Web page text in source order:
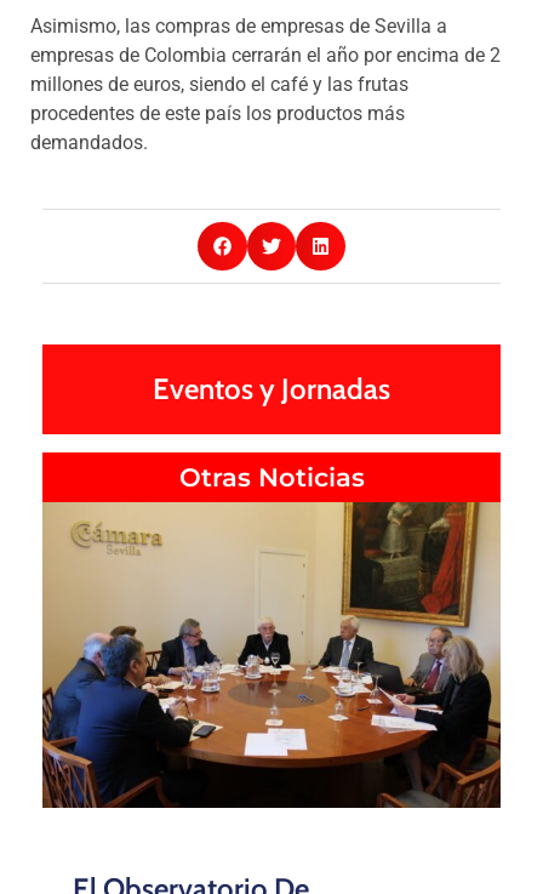
Asimismo, las compras de empresas de Sevilla a
empresas de Colombia cerrarán el año por encima de 2
millones de euros, siendo el café y las frutas
procedentes de este país los productos más
demandados.
Eventos y Jornadas
Otras Noticias